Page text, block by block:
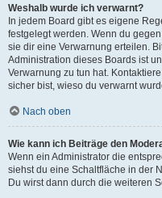
Weshalb wurde ich verwarnt?
In jedem Board gibt es eigene
festgelegt werden. Wenn du
sie dir eine Verwarnung erteilen.
Administration dieses Boards ist
Verwarnung zu tun hat.
sicher bist, wieso du verwarnt
Nach oben
Wie kann ich Beiträge den
Wenn ein Administrator die
siehst du eine Schaltfläche in der
Du wirst dann durch die weiteren